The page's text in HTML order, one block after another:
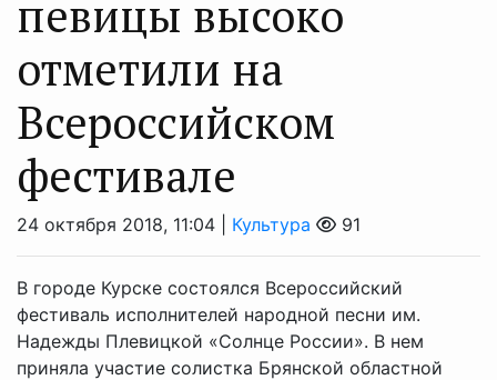
певицы высоко
отметили на
Всероссийском
фестивале
24 октября 2018, 11:04 | Культура 91
В городе Курске состоялся Всероссийский
фестиваль исполнителей народной песни им.
Надежды Плевицкой «Солнце России». В нем
приняла участие солистка Брянской областной